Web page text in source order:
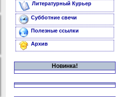
Литературный Курьер
Субботние свечи
Полезные ссылки
Архив
Новинка!